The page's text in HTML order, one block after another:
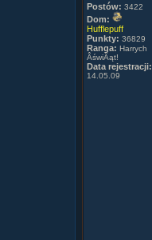
Postów: 3422
Dom:
Hufflepuff
Punkty: 36829
Ranga: Harrych
ÂświÂąt!
Data rejestracji:
14.05.09